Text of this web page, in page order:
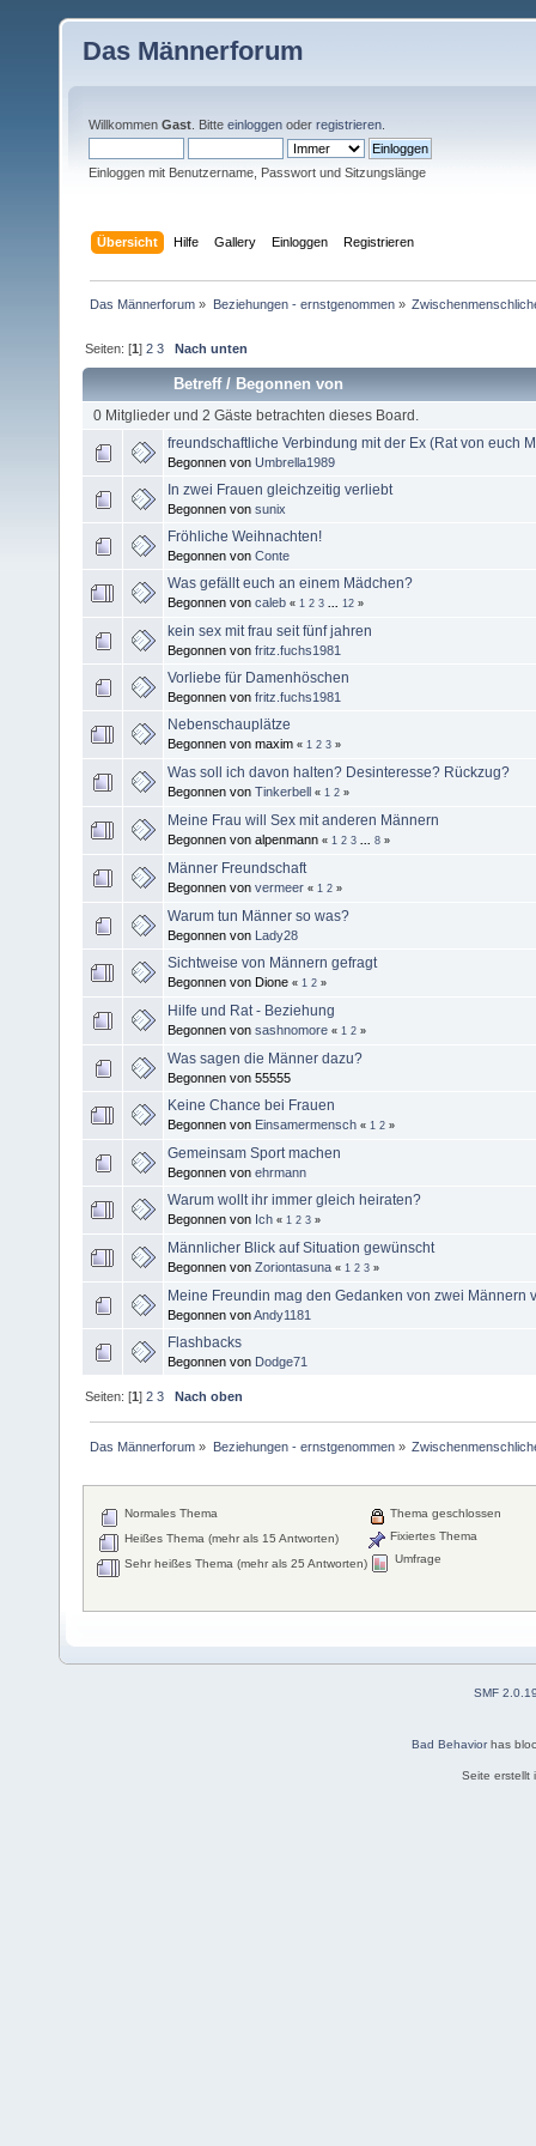
Das Männerforum
Willkommen Gast . Bitte einloggen oder registrieren
Einloggen mit Benutzername, Passwort und Sitzungslänge
Übersicht Hilfe Gallery Einloggen Registrieren
Das Männerforum » Beziehungen - ernstgenommen»
Seiten: [1]2 3 Nach unten
Betreff/Begonnen von
0 Mitglieder und 2 Gäste betrachten dieses Board.
freundschaftliche Verbindung mit der Ex (Rat von euch
Begonnen von Umbrella1989
In zwei Frauen gleichzeitig verliebt
Begonnen von sunix
Fröhliche Weihnachten!
Begonnen von Conte
Was gefällt euch an einem Mädchen?
Begonnen von caleb « 1 2 3 12 »
kein sex mit frau seit fünf jahren
Begonnen von fritz.fuchs1981
Vorliebe für Damenhöschen
Begonnen von fritz.fuchs1981
Nebenschauplätze
Begonnen von maxim « 1 2 3 »
Was soll ich davon halten? Desinteresse? Rückzug?
Begonnen von Tinkerbell « 1 2 »
Meine Frau will Sex mit anderen Männern
Begonnen von alpenmann « 1 2 3 8 »
Männer Freundschaft
Begonnen von vermeer « 1 2 »
Warum tun Männer so was?
Begonnen von Lady28
Sichtweise von Männern gefragt
Begonnen von Dione « 1 2 »
Hilfe und Rat - Beziehung
Begonnen von sashnomore « 1 2 »
Was sagen die Männer dazu?
Begonnen von 55555
Keine Chance bei Frauen
Begonnen von Einsamermensch « 1 2 »
Gemeinsam Sport machen
Begonnen von ehrmann
Warum wollt ihr immer gleich heiraten?
Begonnen von Ich « 1 2 3 »
Männlicher Blick auf Situation gewünscht
Begonnen von Zoriontasuna « 1 2 3 »
Meine Freundin mag den Gedanken von zwei Männern
Begonnen vonAndy1181
Flashbacks
Begonnen von Dodge71
Seiten: [1]2 3 Nach oben
Das Männerforum » Beziehungen - ernstgenommen»
Normales Thema
Heißes Thema (mehr als 15 Antworten)
Sehr heißes Thema (mehr als 25 Antworten)
Thema geschlossen
Fixiertes Thema
Umfrage
SMF
Bad Behaviorhas
Seite erstellt